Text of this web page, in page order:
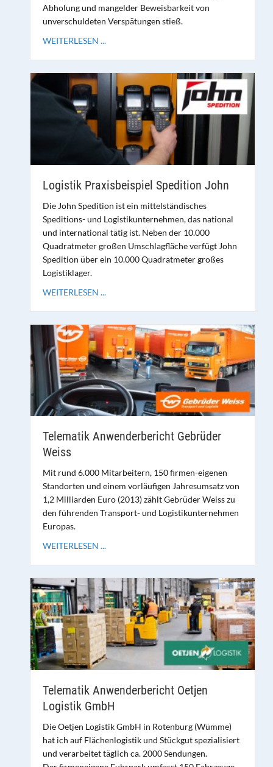
Abholung und mangelder Beweisbarkeit von
unverschuldeten Verspätungen stieß.
WEITERLESEN ...
Logistik Praxisbeispiel Spedition John
Die John Spedition ist ein mittelständisches
Speditions- und Logistikunternehmen, das national
und international tätig ist. Neben der 10.000
Quadratmeter großen Umschlagfläche verfügt John
Spedition über ein 10.000 Quadratmeter großes
Logistiklager.
WEITERLESEN ...
Telematik Anwenderbericht Gebrüder
Weiss
Mit rund 6.000 Mitarbeitern, 150 firmen-eigenen
Standorten und einem vorläufigen Jahresumsatz von
1,2 Milliarden Euro (2013) zählt Gebrüder Weiss zu
den führenden Transport- und Logistikunternehmen
Europas.
WEITERLESEN ...
Telematik Anwenderbericht Oetjen
Logistik GmbH
Die Oetjen Logistik GmbH in Rotenburg (Wümme)
hat ich auf Flächenlogistik und Stückgut spezialisiert
und verarbeitet täglich ca. 2000 Sendungen.